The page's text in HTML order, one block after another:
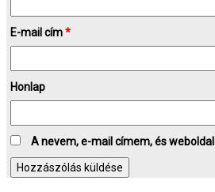
E-mail cím*
Honlap
A nevem, e-mail címem, és